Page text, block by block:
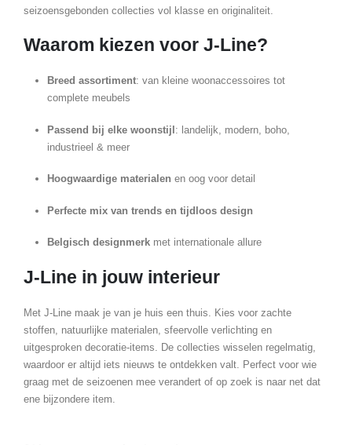
seizoensgebonden collecties vol klasse en originaliteit.
Waarom kiezen voor J-Line?
Breed assortiment: van kleine woonaccessoires tot
complete meubels
Passend bij elke woonstijl : landelijk, modern, boho,
industrieel & meer
Hoogwaardige materialen en oog voor detail
Perfecte mix van trends en tijdloos design
Belgisch designmerkmet internationale allure
J-Line in jouw interieur
Met J-Line maak je van je huis een thuis. Kies voor zachte
stoffen, natuurlijke materialen, sfeervolle verlichting en
uitgesproken decoratie-items. De collecties wisselen regelmatig,
waardoor er altijd iets nieuws te ontdekken valt. Perfect voor wie
graag met de seizoenen mee verandert of op zoek is naar net dat
ene bijzondere item.